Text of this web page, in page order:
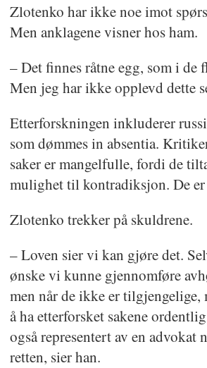
Zlotenko har ikke noe imot
Men anklagene visner hos ham.
– Det finnes råtne egg, som i de
Men jeg har ikke opplevd dette
Etterforskningen inkluderer
som dømmes in absentia.
saker er mangelfulle, fordi de
mulighet til kontradiksjon. De
Zlotenko trekker på skuldrene.
– Loven sier vi kan gjøre det.
ønske vi kunne gjennomføre
men når de ikke er
å ha etterforsket sakene
også representert av en advokat
retten, sier han.